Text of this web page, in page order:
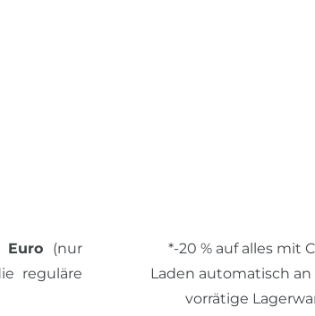
(nur
reguläre
*-20 % auf alles mit
Laden automatisch an
vorrätige